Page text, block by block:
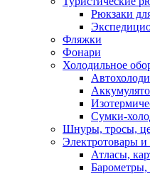
Рюкзаки
Фляжки
Фонари
Холодильное
Сумки-
Шнуры, тросы,
Электротовары и
Атласы,
Барометры,